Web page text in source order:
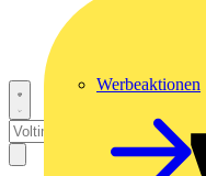
Werbeaktionen